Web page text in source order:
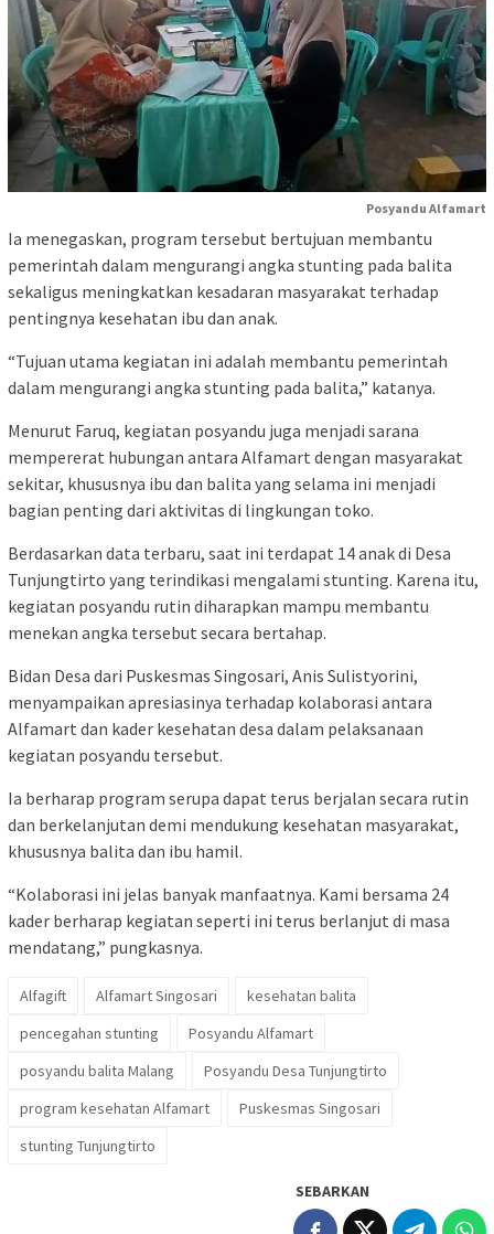
Posyandu Alfamart
Ia menegaskan, program tersebut bertujuan membantu
pemerintah dalam mengurangi angka stunting pada balita
sekaligus meningkatkan kesadaran masyarakat terhadap
pentingnya kesehatan ibu dan anak.
“Tujuan utama kegiatan ini adalah membantu pemerintah
dalam mengurangi angka stunting pada balita,” katanya.
Menurut Faruq, kegiatan posyandu juga menjadi sarana
mempererat hubungan antara Alfamart dengan masyarakat
sekitar, khususnya ibu dan balita yang selama ini menjadi
bagian penting dari aktivitas di lingkungan toko.
Berdasarkan data terbaru, saat ini terdapat 14 anak di Desa
Tunjungtirto yang terindikasi mengalami stunting. Karena itu,
kegiatan posyandu rutin diharapkan mampu membantu
menekan angka tersebut secara bertahap.
Bidan Desa dari Puskesmas Singosari, Anis Sulistyorini,
menyampaikan apresiasinya terhadap kolaborasi antara
Alfamart dan kader kesehatan desa dalam pelaksanaan
kegiatan posyandu tersebut.
Ia berharap program serupa dapat terus berjalan secara rutin
dan berkelanjutan demi mendukung kesehatan masyarakat,
khususnya balita dan ibu hamil.
“Kolaborasi ini jelas banyak manfaatnya. Kami bersama 24
kader berharap kegiatan seperti ini terus berlanjut di masa
mendatang,” pungkasnya.
Alfagift Alfamart Singosari
kesehatan balita
pencegahan stunting
Posyandu Alfamart
posyandu balita Malang
Posyandu Desa Tunjungtirto
program kesehatan Alfamart
Puskesmas Singosari
stunting Tunjungtirto
SEBARKAN